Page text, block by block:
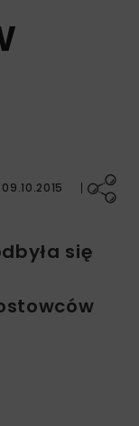
09.10.2015
się